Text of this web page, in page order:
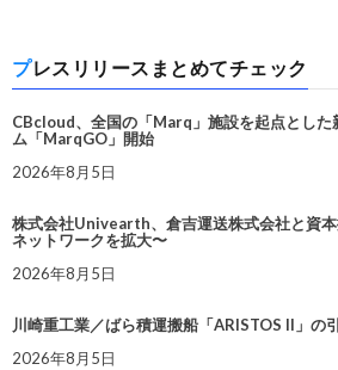
プレスリリースまとめてチェック
CBcloud、全国の「Marq」施設を起点とした
ム「MarqGO」開始
2026年8月5日
株式会社Univearth、倉吉運送株式会社と資
ネットワークを拡大〜
2026年8月5日
川崎重工業／ばら積運搬船「ARISTOS II」の
2026年8月5日